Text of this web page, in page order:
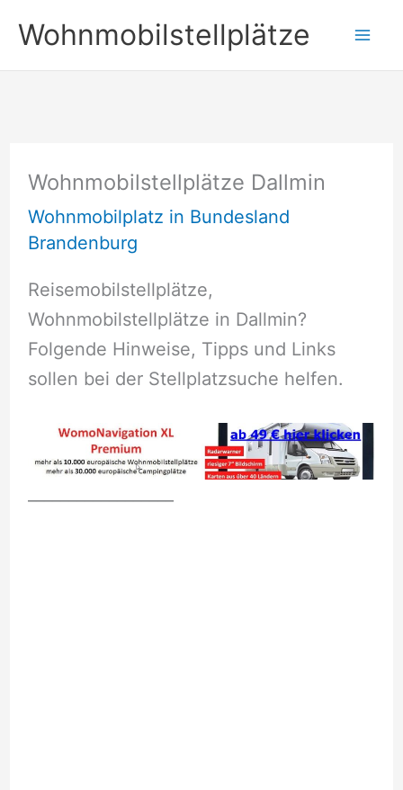
Inhalt
springen
Wohnmobilstellplätze
Wohnmobilstellplätze Dallmin
Wohnmobilplatz in Bundesland
Brandenburg
Reisemobilstellplätze,
Wohnmobilstellplätze in Dallmin?
Folgende Hinweise, Tipps und Links
sollen bei der Stellplatzsuche helfen.